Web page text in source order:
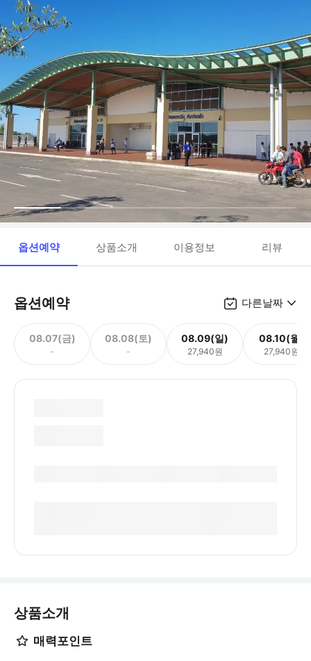
옵션예약 상품소개 이용정보 리뷰
옵션예약 다른날짜
08.07(금)
-
08.08(토)
-
08.09(일)
27,940원
08.10(월)
27,940원
상품소개
매력포인트